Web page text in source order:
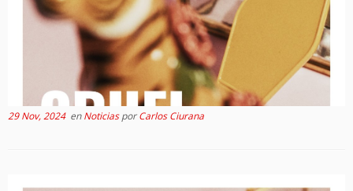
29 Nov, 2024enNoticiasporCarlos Ciurana